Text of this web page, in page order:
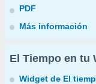
PDF
Más información
El Tiempo en tu
Widget de El